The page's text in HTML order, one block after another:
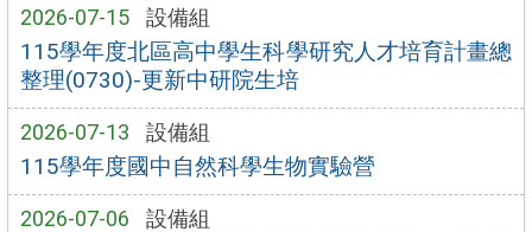
2026-07-15 設備組
115學年度北區高中學生科學研究人才培育計畫總
整理(0730)-更新中研院生培
2026-07-13 設備組
115學年度國中自然科學生物實驗營
2026-07-06 設備組